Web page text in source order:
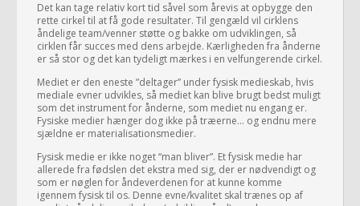
Det kan tage relativ kort tid såvel som årevis at opbygge den
rette cirkel til at få gode resultater. Til gengæld vil cirklens
åndelige team/venner støtte og bakke om udviklingen, så
cirklen får succes med dens arbejde. Kærligheden fra ånderne
er så stor og det kan tydeligt mærkes i en velfungerende cirkel.
Mediet er den eneste ”deltager” under fysisk medieskab, hvis
mediale evner udvikles, så mediet kan blive brugt bedst muligt
som det instrument for ånderne, som mediet nu engang er.
Fysiske medier hænger dog ikke på træerne… og endnu mere
sjældne er materialisationsmedier.
Fysisk medie er ikke noget “man bliver”. Et fysisk medie har
allerede fra fødslen det ekstra med sig, der er nødvendigt og
som er nøglen for åndeverdenen for at kunne komme
igennem fysisk til os. Denne evne/kvalitet skal trænes op af